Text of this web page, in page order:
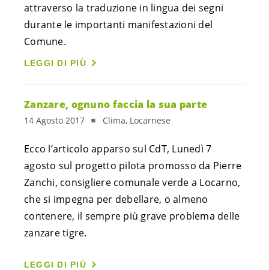
attraverso la traduzione in lingua dei segni
durante le importanti manifestazioni del
Comune.
LEGGI DI PIÙ
Zanzare, ognuno faccia la sua parte
14 Agosto 2017 Clima, Locarnese
Ecco l’articolo apparso sul CdT, Lunedì 7
agosto sul progetto pilota promosso da Pierre
Zanchi, consigliere comunale verde a Locarno,
che si impegna per debellare, o almeno
contenere, il sempre più grave problema delle
zanzare tigre.
LEGGI DI PIÙ